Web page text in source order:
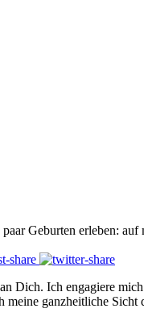
Geburten erleben:
Dich. Ich engagiere
meine ganzheitliche